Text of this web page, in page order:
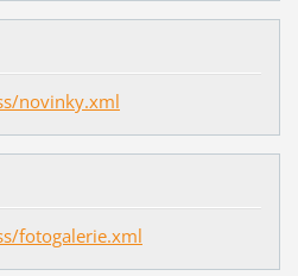
novinky.xml
fotogalerie.xml